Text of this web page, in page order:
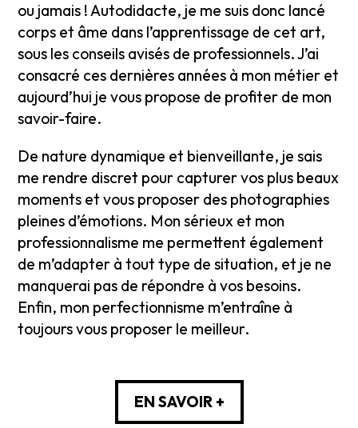
ou jamais ! Autodidacte, je me suis donc lancé
corps et âme dans l’apprentissage de cet art,
sous les conseils avisés de professionnels. J’ai
consacré ces dernières années à mon métier et
aujourd’hui je vous propose de profiter de mon
savoir-faire.
De nature dynamique et bienveillante, je sais
me rendre discret pour capturer vos plus beaux
moments et vous proposer des photographies
pleines d’émotions. Mon sérieux et mon
professionnalisme me permettent également
de m’adapter à tout type de situation, et je ne
manquerai pas de répondre à vos besoins.
Enfin, mon perfectionnisme m’entraîne à
toujours vous proposer le meilleur.
EN SAVOIR +